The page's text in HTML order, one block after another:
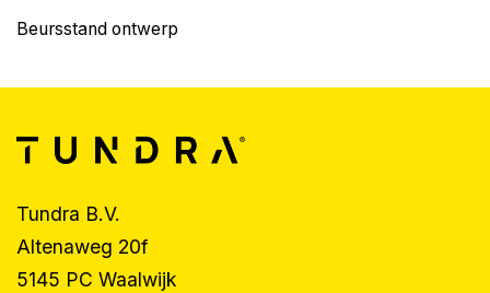
Beursstand ontwerp
Tundra B.V.
Altenaweg 20f
5145 PC Waalwijk